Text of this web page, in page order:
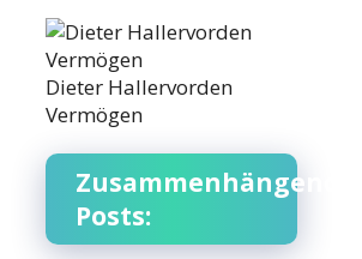
Dieter Hallervorden
Vermögen
Zusammenhängende
Posts: